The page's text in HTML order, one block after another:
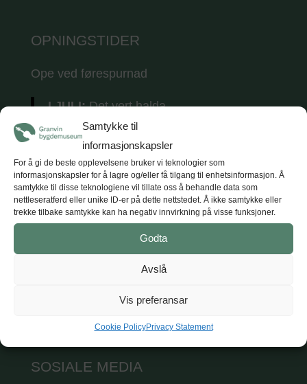
Samtykke til
informasjonskapsler
For å gi de beste opplevelsene bruker vi teknologier som
informasjonskapsler for å lagre og/eller få tilgang til enhetsinformasjon. Å
samtykke til disse teknologiene vil tillate oss å behandle data som
nettleseratferd eller unike ID-er på dette nettstedet. Å ikke samtykke eller
trekke tilbake samtykke kan ha negativ innvirkning på visse funksjoner.
Godta
Avslå
Vis preferansar
Cookie PolicyPrivacy Statement
OPNINGSTIDER
Ope ved førespurnad
I JULI: Det vert halda
tradisjonsmusikkkonsertar
juli (5 konsertar) kl. 18.Tunet opnar kl. 17
med opne utstillingar, kaffe og vafler.
KONTAKT
Hardanger og Voss museum
E: post@hvm.museum.no
Sjå på Google maps
SOSIALE MEDIA